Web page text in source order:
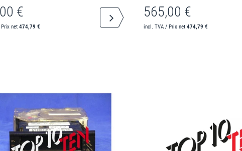
€
net 474,79 €
565,00 €
incl. TVA / Prix net474,79 €